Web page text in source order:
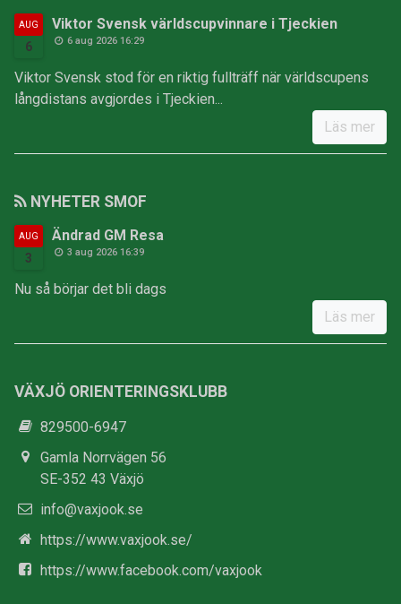
AUG
6
Viktor Svensk världscupvinnare i Tjeckien
6 aug 2026 16:29
Viktor Svensk stod för en riktig fullträff när världscupens
långdistans avgjordes i Tjeckien...
Läs mer
NYHETER SMOF
AUG
3
Ändrad GM Resa
3 aug 2026 16:39
Nu så börjar det bli dags
Läs mer
VÄXJÖ ORIENTERINGSKLUBB
829500-6947
Gamla Norrvägen 56
SE-352 43 Växjö
info@vaxjook.se
https://www.vaxjook.se/
https://www.facebook.com/vaxjook